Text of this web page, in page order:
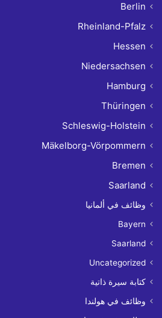
Berlin
Rheinland-Pfalz
Hessen
Niedersachsen
Hamburg
Thüringen
Schleswig-Holstein
Mäkelborg-Vörpommern
Bremen
Saarland
وظائف في ألمانيا
Bayern
Saarland
Uncategorized
كتابة سيرة ذاتية
وظائف في هولندا